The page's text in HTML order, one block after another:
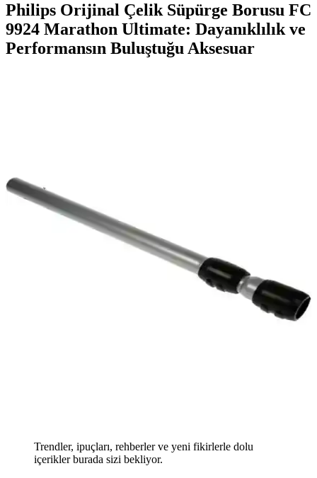
Philips Orijinal Çelik Süpürge Borusu FC
9924 Marathon Ultimate: Dayanıklılık ve
Performansın Buluştuğu Aksesuar
Trendler, ipuçları, rehberler ve yeni fikirlerle dolu
içerikler burada sizi bekliyor.